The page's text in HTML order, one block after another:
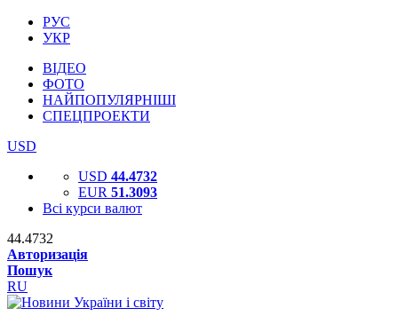
РУС
УКР
ВІДЕО
ФОТО
НАЙПОПУЛЯРНІШІ
СПЕЦПРОЕКТИ
USD
USD 44.4732
EUR 51.3093
Всі курси валют
44.4732
Авторизація
Пошук
RU